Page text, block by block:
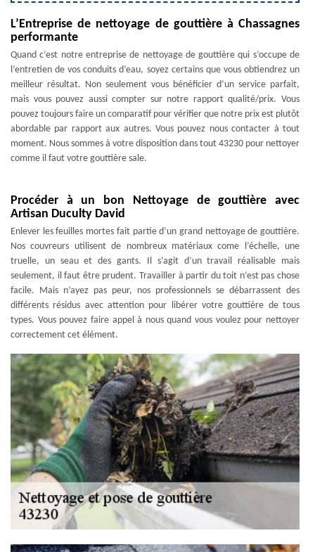
L’Entreprise de nettoyage de gouttière à Chassagnes
performante
Quand c’est notre entreprise de nettoyage de gouttière qui s’occupe de
l’entretien de vos conduits d’eau, soyez certains que vous obtiendrez un
meilleur résultat. Non seulement vous bénéficier d’un service parfait,
mais vous pouvez aussi compter sur notre rapport qualité/prix. Vous
pouvez toujours faire un comparatif pour vérifier que notre prix est plutôt
abordable par rapport aux autres. Vous pouvez nous contacter à tout
moment. Nous sommes à votre disposition dans tout 43230 pour nettoyer
comme il faut votre gouttière sale.
Procéder à un bon Nettoyage de gouttière avec
Artisan Duculty David
Enlever les feuilles mortes fait partie d’un grand nettoyage de gouttière.
Nos couvreurs utilisent de nombreux matériaux come l’échelle, une
truelle, un seau et des gants. Il s’agit d’un travail réalisable mais
seulement, il faut être prudent. Travailler à partir du toit n’est pas chose
facile. Mais n’ayez pas peur, nos professionnels se débarrassent des
différents résidus avec attention pour libérer votre gouttière de tous
types. Vous pouvez faire appel à nous quand vous voulez pour nettoyer
correctement cet élément.